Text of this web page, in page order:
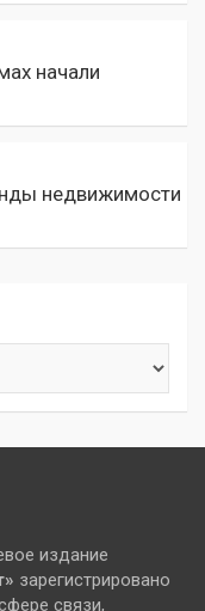
начали
недвижимости
издание
зарегистрировано
связи,